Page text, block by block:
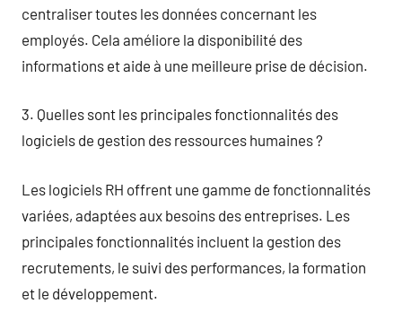
centraliser toutes les données concernant les
employés. Cela améliore la disponibilité des
informations et aide à une meilleure prise de décision.
3. Quelles sont les principales fonctionnalités des
logiciels de gestion des ressources humaines ?
Les logiciels RH offrent une gamme de fonctionnalités
variées, adaptées aux besoins des entreprises. Les
principales fonctionnalités incluent la gestion des
recrutements, le suivi des performances, la formation
et le développement.